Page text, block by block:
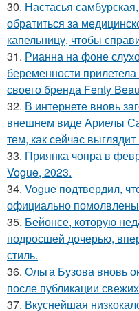
30. Настасья
обратиться за
капельницу, чтобы
31. Рианна на фоне
беременности
своего бренда Fenty
32. В интернете вновь
внешнем виде Ариелы
тем, как сейчас
33. Приянка чопра в
Vogue, 2023.
34. Vogue подтвердил,
официально
35. Бейонсе, которую
подросшей дочерью,
стиль.
36. Ольга Бузова вновь
после публикации
37. Вкуснейшая